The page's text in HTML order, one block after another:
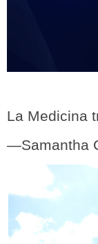
La Medicina
—Samantha